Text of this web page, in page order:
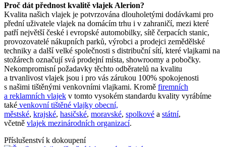
Proč dát přednost kvalitě vlajek Alerion?
Kvalita našich vlajek je potvrzována dlouholetými dodávkami pro
přední uživatele vlajek na domácím trhu i v zahraničí, mezi které
patří největší české i evropské automobilky, sítě čerpacích stanic,
provozovatelé nákupních parků, výrobci a prodejci zemědělské
techniky a další velké společnosti s distribuční sítí, které vlajkami na
stožárech označují svá prodejní místa, showroomy a pobočky.
Nekompromisní požadavky těchto odběratelů na kvalitu
a trvanlivost vlajek jsou i pro vás zárukou 100% spokojenosti
s našimi tištěnými venkovními vlajkami. Kromě firemních
a reklamních vlajek v tomto vysokém standardu kvality vyrábíme
také venkovní tištěné vlajky obecní,
městské, krajské, hasičské, moravské, spolkové a státní,
včetně vlajek mezinárodních organizací.
Příslušenství k dokoupení